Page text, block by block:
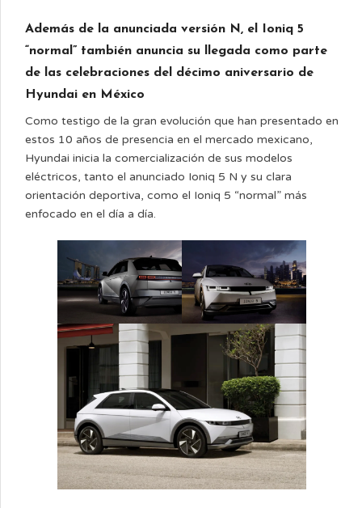
Además de la anunciada versión N, el Ioniq 5
“normal” también anuncia su llegada como parte
de las celebraciones del décimo aniversario de
Hyundai en México
Como testigo de la gran evolución que han presentado en
estos 10 años de presencia en el mercado mexicano,
Hyundai inicia la comercialización de sus modelos
eléctricos, tanto el anunciado Ioniq 5 N y su clara
orientación deportiva, como el Ioniq 5 “normal” más
enfocado en el día a día.